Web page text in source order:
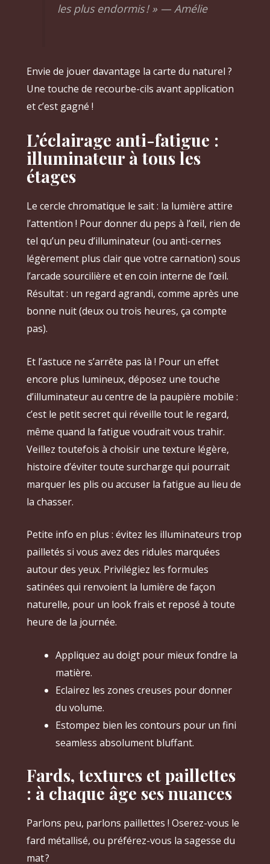
les plus endormis ! » — Amélie
Envie de jouer davantage la carte du naturel ?
Une touche de recourbe-cils avant application
et c’est gagné !
L’éclairage anti-fatigue :
illuminateur à tous les
étages
Le cercle chromatique le sait : la lumière attire
l’attention ! Pour donner du peps à l’œil, rien de
tel qu’un peu d’illuminateur (ou anti-cernes
légèrement plus clair que votre carnation) sous
l’arcade sourcilière et en coin interne de l’œil.
Résultat : un regard agrandi, comme après une
bonne nuit (deux ou trois heures, ça compte
pas).
Et l’astuce ne s’arrête pas là ! Pour un effet
encore plus lumineux, déposez une touche
d’illuminateur au centre de la paupière mobile :
c’est le petit secret qui réveille tout le regard,
même quand la fatigue voudrait vous trahir.
Veillez toutefois à choisir une texture légère,
histoire d’éviter toute surcharge qui pourrait
marquer les plis ou accuser la fatigue au lieu de
la chasser.
Petite info en plus : évitez les illuminateurs trop
pailletés si vous avez des ridules marquées
autour des yeux. Privilégiez les formules
satinées qui renvoient la lumière de façon
naturelle, pour un look frais et reposé à toute
heure de la journée.
Appliquez au doigt pour mieux fondre la
matière.
Eclairez les zones creuses pour donner
du volume.
Estompez bien les contours pour un fini
seamless absolument bluffant.
Fards, textures et paillettes
: à chaque âge ses nuances
Parlons peu, parlons paillettes ! Oserez-vous le
fard métallisé, ou préférez-vous la sagesse du
mat ?